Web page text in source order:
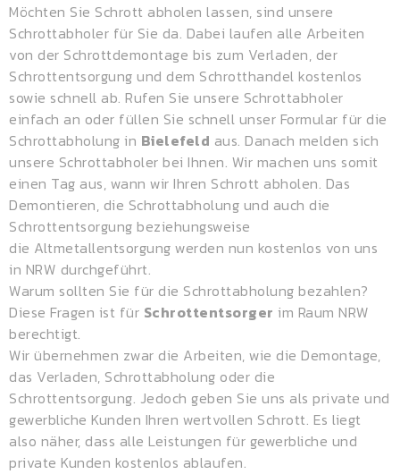
Möchten Sie Schrott abholen lassen, sind unsere
Schrottabholer für Sie da. Dabei laufen alle Arbeiten
von der Schrottdemontage bis zum Verladen, der
Schrottentsorgung und dem Schrotthandel kostenlos
sowie schnell ab. Rufen Sie unsere Schrottabholer
einfach an oder füllen Sie schnell unser Formular für die
Schrottabholung in Bielefeld aus. Danach melden sich
unsere Schrottabholer bei Ihnen. Wir machen uns somit
einen Tag aus, wann wir Ihren Schrott abholen. Das
Demontieren, die Schrottabholung und auch die
Schrottentsorgung beziehungsweise
die Altmetallentsorgung werden nun kostenlos von uns
in NRW durchgeführt.
Warum sollten Sie für die Schrottabholung bezahlen?
Diese Fragen ist für Schrottentsorger im Raum NRW
berechtigt.
Wir übernehmen zwar die Arbeiten, wie die Demontage,
das Verladen, Schrottabholung oder die
Schrottentsorgung. Jedoch geben Sie uns als private und
gewerbliche Kunden Ihren wertvollen Schrott. Es liegt
also näher, dass alle Leistungen für gewerbliche und
private Kunden kostenlos ablaufen.